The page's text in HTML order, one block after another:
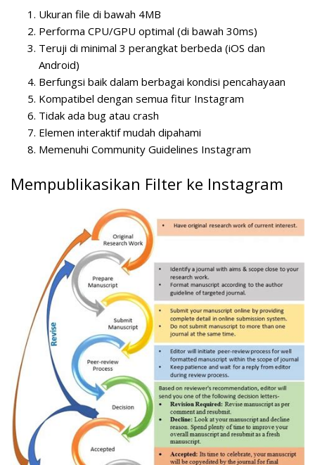
Ukuran file di bawah 4MB
Performa CPU/GPU optimal (di bawah 30ms)
Teruji di minimal 3 perangkat berbeda (iOS dan
Android)
Berfungsi baik dalam berbagai kondisi pencahayaan
Kompatibel dengan semua fitur Instagram
Tidak ada bug atau crash
Elemen interaktif mudah dipahami
Memenuhi Community Guidelines Instagram
Mempublikasikan Filter ke Instagram